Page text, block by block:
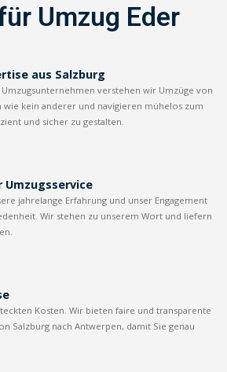
Umzug Eder
aus Salzburg
Umzugsunternehmen verstehen wir Umzüge von
wie kein anderer und navigieren mühelos zum
und sicher zu gestalten.
Umzugsservice
jahrelange Erfahrung und unser Engagement
Wir stehen zu unserem Wort und liefern
Kosten. Wir bieten faire und transparente
Salzburg nach Antwerpen, damit Sie genau